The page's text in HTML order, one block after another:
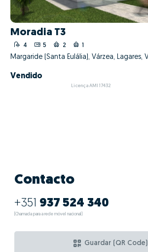
Moradia T3
4 5 2
Vendido
Licença AMI 17432
Contacto
+351 937 524 340
(Chamada para a rede móvel nacional)
Guardar (QR Code)